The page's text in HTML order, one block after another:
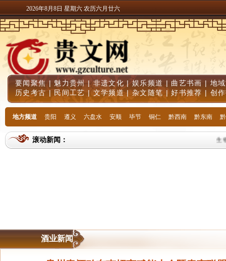
2026年8月8日 星期六 农历六月廿六
要闻聚焦| 魅力贵州|非遗文化 |娱乐频道 | 曲艺书画 | 地
历史考古 | 民间工艺 |文学频道|杂文随笔 |好书推荐 | 创
地方频道 贵阳 遵义 六盘水 安顺 毕节 铜仁 黔西南 黔东南
滚动新闻： 生物素哪
酒业新闻